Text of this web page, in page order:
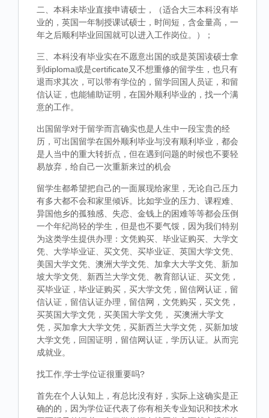
二、本科未毕业直接申请硕士，（适合大三本科没有毕
业的，英国一年制授课试硕士，时间短，含金量高，一
年之后顺利毕业回国就可以进入工作岗位。）；
三、本科没有毕业实在不愿意出国的或是英国读硕士拿
到diploma或是certificate又不想重修的留学生，也只有
退而求其次，可以带有学位的，留学回国人员证，和留
信认证，也能辅助证明，在国外顺利毕业的，找一个满
意的工作。
出国留学对于留学而言确实也是人生中一段宝贵的经
历，可出国留学在国外顺利毕业与没有顺利毕业，都会
是人当中的重大转折点，但在遇到问题的时候也不要轻
易放弃，给自己一次重新来过的机会
留学生都希望把自己的一面展现给家里，无论自己压力
有多大都不会和家里倾诉。比如学业的压力、课程难、
异国他乡的孤独感、失恋、金钱上的困难等等都会压倒
一个年纪尚轻的学生，但是也不要气馁，因为我们特别
为这类学生提供办理：文凭购买、毕业证购买、大学文
凭、大学毕业证、买文凭、买毕业证、英国大学文凭、
美国大学文凭、澳洲大学文凭、加拿大大学文凭、新加
坡大学文凭、新西兰大学文凭、教育部认证、买文凭，
买毕业证，毕业证购买，买大学文凭，留信网认证，留
信认证，留信认证办理，留信网，文凭购买，买文凭，
买英国大学文凭，买美国大学文凭， 买澳洲大学文
凭，买加拿大大学文凭，买新西兰大学文凭，买新加坡
大学文凭，回国证明，留信网认证，学历认证。从而完
成就业。
找工作,学士学位证很重要吗?
首先在个人认知上，有总比没有好，实际上这确实是正
确的的，因为学位证代表了你有相关专业知识和技术水